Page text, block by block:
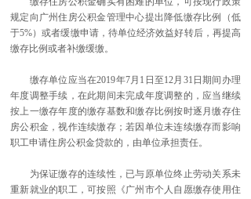
规定向广州住房公积金管理中心提出降低缴存比例（低
于5%）或者缓缴申请，待单位经济效益好转后，再提高
缴存比例或者补缴缓缴。
缴存单位应当在2019年7月1日至12月31日期间办理
年度调整手续，在此期间未完成年度调整的，应当继续
按上一缴存年度的缴存基数和缴存比例按时逐月缴存住
房公积金，视作连续缴存；若因单位未连续缴存而影响
职工申请住房公积金贷款的，由单位承担责任。
为保证缴存的连续性，已与原单位终止劳动关系未
重新就业的职工，可按照《广州市个人自愿缴存使用住